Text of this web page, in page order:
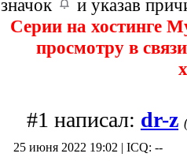
значок
и указав
Серии на хостинге
просмотру в
#1 написал: dr-z
25 июня 2022 19:02 | ICQ: --